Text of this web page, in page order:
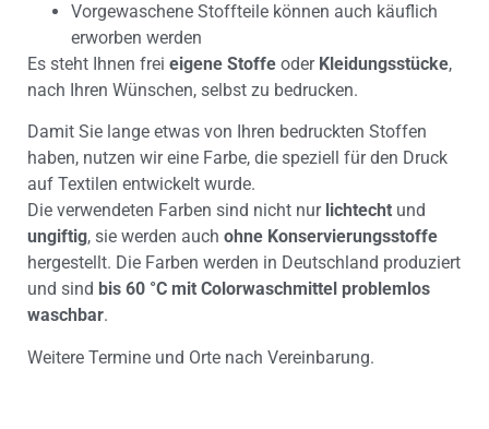
Vorgewaschene Stoffteile können auch käuflich
erworben werden
Es steht Ihnen frei eigene Stoffe oder Kleidungsstücke,
nach Ihren Wünschen, selbst zu bedrucken.
Damit Sie lange etwas von Ihren bedruckten Stoffen
haben, nutzen wir eine Farbe, die speziell für den Druck
auf Textilen entwickelt wurde.
Die verwendeten Farben sind nicht nur lichtecht und
ungiftig, sie werden auch ohne Konservierungsstoffe
hergestellt. Die Farben werden in Deutschland produziert
und sind bis 60 °C mit Colorwaschmittel problemlos
waschbar.
Weitere Termine und Orte nach Vereinbarung.